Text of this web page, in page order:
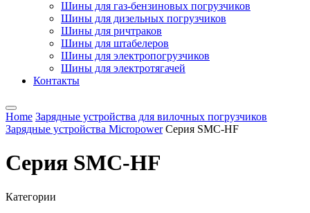
Шины для газ-бензиновых погрузчиков
Шины для дизельных погрузчиков
Шины для ричтраков
Шины для штабелеров
Шины для электропогрузчиков
Шины для электротягачей
Контакты
Home Зарядные устройства для вилочных погрузчиков
Зарядные устройства MicropowerСерия SMC-HF
Серия SMC-HF
Категории